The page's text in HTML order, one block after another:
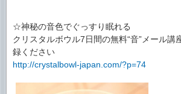
☆神秘の音色でぐっすり眠れる
クリスタルボウル7日間の無料“音”メール講
録ください
http://crystalbowl-japan.com/?p=74